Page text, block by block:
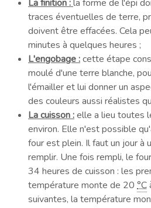
La finition :la forme de l'épi
traces éventuelles de terre,
doivent être effacées. Cela
minutes à quelques heures ;
L'engobage :cette étape
moulé d'une terre blanche,
l'émailler et lui donner un
des couleurs aussi réalistes
La cuisson :elle a lieu toutes
environ. Elle n'est possible
four est plein. Il faut un jour à
remplir. Une fois rempli, le
34 heures de cuisson : les
température monte de 20 °C
suivantes, la température